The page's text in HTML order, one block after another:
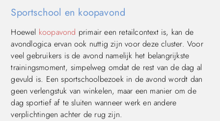
Sportschool en koopavond
Hoewel koopavond primair een retailcontext is, kan de
avondlogica ervan ook nuttig zijn voor deze cluster. Voor
veel gebruikers is de avond namelijk het belangrijkste
trainingsmoment, simpelweg omdat de rest van de dag al
gevuld is. Een sportschoolbezoek in de avond wordt dan
geen verlengstuk van winkelen, maar een manier om de
dag sportief af te sluiten wanneer werk en andere
verplichtingen achter de rug zijn.